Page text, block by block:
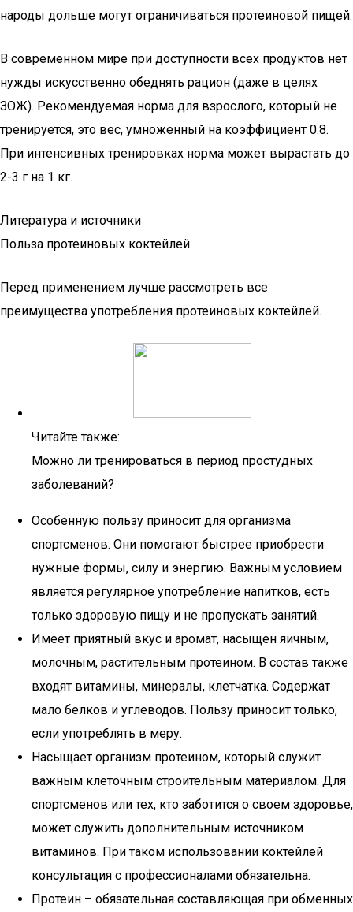
народы дольше могут ограничиваться протеиновой пищей.
В современном мире при доступности всех продуктов нет
нужды искусственно обеднять рацион (даже в целях
ЗОЖ). Рекомендуемая норма для взрослого, который не
тренируется, это вес, умноженный на коэффициент 0.8.
При интенсивных тренировках норма может вырастать до
2-3 г на 1 кг.
Литература и источники
Польза протеиновых коктейлей
Перед применением лучше рассмотреть все
преимущества употребления протеиновых коктейлей.
Читайте также:
Можно ли тренироваться в период простудных
заболеваний?
Особенную пользу приносит для организма
спортсменов. Они помогают быстрее приобрести
нужные формы, силу и энергию. Важным условием
является регулярное употребление напитков, есть
только здоровую пищу и не пропускать занятий.
Имеет приятный вкус и аромат, насыщен яичным,
молочным, растительным протеином. В состав также
входят витамины, минералы, клетчатка. Содержат
мало белков и углеводов. Пользу приносит только,
если употреблять в меру.
Насыщает организм протеином, который служит
важным клеточным строительным материалом. Для
спортсменов или тех, кто заботится о своем здоровье,
может служить дополнительным источником
витаминов. При таком использовании коктейлей
консультация с профессионалами обязательна.
Протеин – обязательная составляющая при обменных